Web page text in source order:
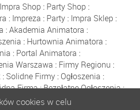
Impra Shop : Party Shop :
: Impreza : Party : Impra Sklep :
:Akademia Animatora :
: Hurtownia Animatora :
: Portal Animatora :
Warszawa : Firmy Regionu :
: Solidne Firmy: Ogłoszenia :
Firma:Bezpłatne Ogłoszenia:
Czasu Wolnego:
cookies w celu